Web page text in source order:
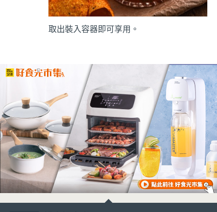
取出裝入容器即可享用。